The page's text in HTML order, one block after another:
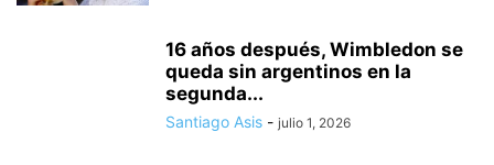
16 años después, Wimbledon se
queda sin argentinos en la
segunda...
Santiago Asis - julio 1, 2026